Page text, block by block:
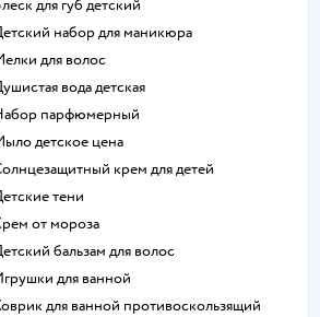
блеск для губ детский
детский набор для маникюра
мелки для волос
душистая вода детская
набор парфюмерный
мыло детское цена
солнцезащитный крем для детей
детские тени
крем от мороза
детский бальзам для волос
игрушки для ванной
коврик для ванной противоскользящий